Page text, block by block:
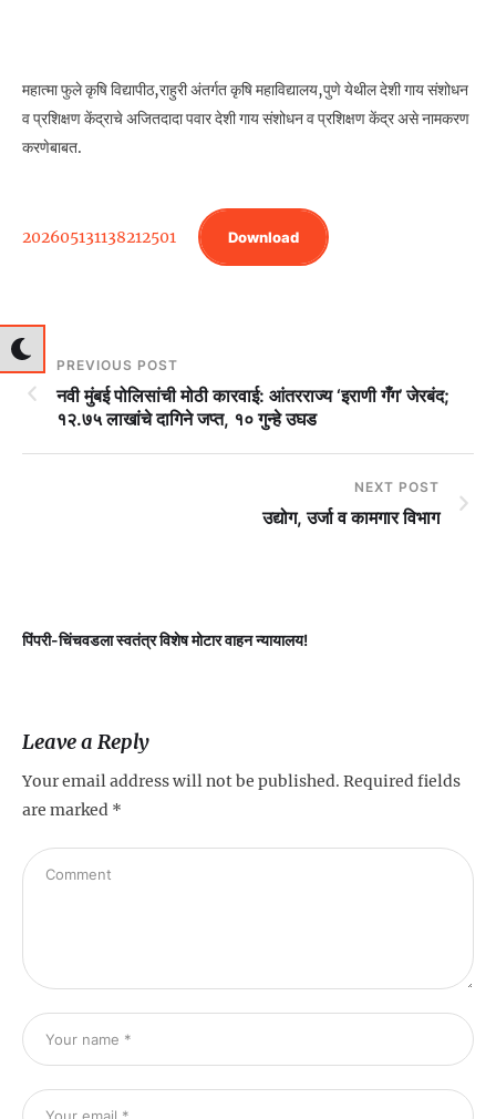
महात्मा फुले कृषि विद्यापीठ,राहुरी अंतर्गत कृषि महाविद्यालय,पुणे येथील देशी गाय संशोधन
व प्रशिक्षण केंद्राचे अजितदादा पवार देशी गाय संशोधन व प्रशिक्षण केंद्र असे नामकरण
करणेबाबत.
202605131138212501 Download
PREVIOUS POST
नवी मुंबई पोलिसांची मोठी कारवाई: आंतरराज्य ‘इराणी गँग’ जेरबंद;
१२.७५ लाखांचे दागिने जप्त, १० गुन्हे उघड
NEXT POST
उद्योग, उर्जा व कामगार विभाग
पिंपरी-चिंचवडला स्वतंत्र विशेष मोटार वाहन न्यायालय!
Leave a Reply
Your email address will not be published. Required fields
are marked *